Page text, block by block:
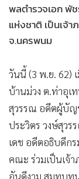
พลตำรวจเอก พั
แห่งชาติ เป็นเจ้
จ.นครพนม
วันนี้ (3 พ.ย. 62)
บ้านม่วง ต.ท่าอุเ
สุวรรณ อดีตผู้บัญ
ประวิตร วงษ์สุว
เดช อดีตอธิบดีก
คณะ ร่วมเป็นเจ้
อันดีงาม สมทบทุ